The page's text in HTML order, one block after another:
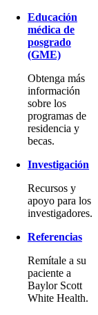
Educación
médica de
posgrado
(GME)
Obtenga más
información
sobre los
programas de
residencia y
becas.
Investigación
Recursos y
apoyo para los
investigadores.
Referencias
Remítale a su
paciente a
Baylor Scott
White Health.